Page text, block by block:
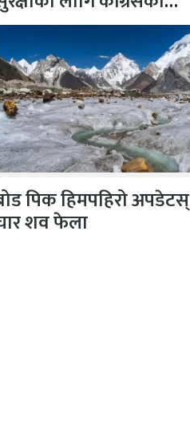
सभापति गगन…
पिक हिमपहिरो अपडेटस्
शव फेला